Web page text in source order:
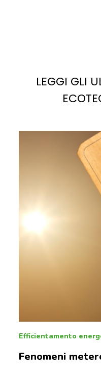
potenziale sul
potrebbe
domanda di
LEGGI GLI
Efficientamento
Fenomeni